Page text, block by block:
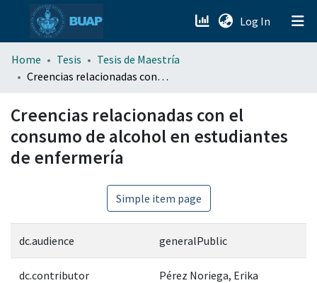
Log In (current)
menu.section.about_menu
Home Tesis
Tesis de Maestría
Creencias relacionadas con el consumo de alcohol en estudiantes de enfermería
Creencias relacionadas con el
consumo de alcohol en estudiantes
de enfermería
Simple item page
dc.audience generalPublic
dc.contributor Pérez Noriega, Erika